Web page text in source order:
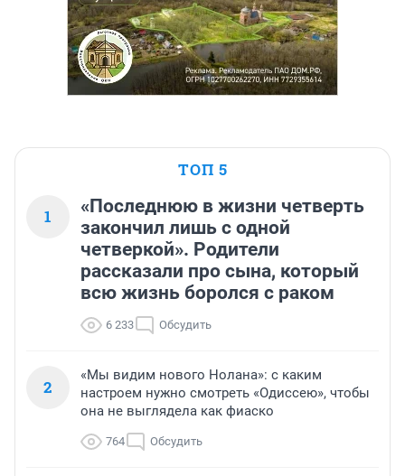
ТОП 5
1
«Последнюю в жизни четверть
закончил лишь с одной
четверкой». Родители
рассказали про сына, который
всю жизнь боролся с раком
6 233 Обсудить
2
«Мы видим нового Нолана»: с каким
настроем нужно смотреть «Одиссею», чтобы
она не выглядела как фиаско
764 Обсудить